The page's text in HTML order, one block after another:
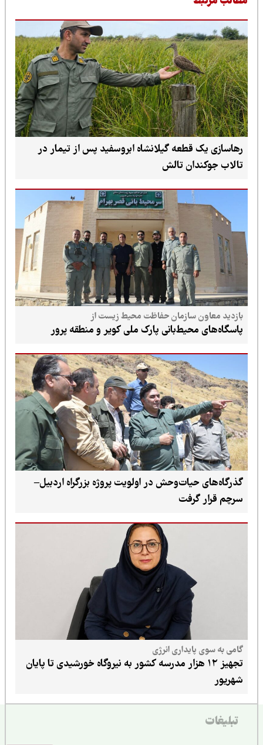
رهاسازی یک قطعه گیلانشاه ابروسفید پس از تیمار در
تالاب جوکندان تالش
بازدید معاون سازمان حفاظت محیط زیست از
پاسگاه‌های محیط‌بانی پارک ملی کویر و منطقه پرور
گذرگاه‌های حیات‌وحش در اولویت پروژه بزرگراه اردبیل–
سرچم قرار گرفت
گامی به سوی پایداری انرژی
تجهیز ۱۲ هزار مدرسه کشور به نیروگاه خورشیدی تا پایان
شهریور
تبلیغات